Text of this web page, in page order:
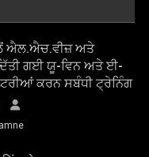
ਐਲ.ਐਚ.ਵੀਜ਼ ਅਤੇ
ਗਈ ਯੂ-ਵਿਨ ਅਤੇ ਈ-
ਕਰਨ ਸਬੰਧੀ ਟ੍ਰੇਨਿੰਗ